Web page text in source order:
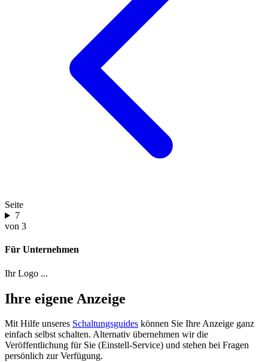
Seite
7
von 3
Für Unternehmen
Ihr Logo ...
Ihre eigene Anzeige
Mit Hilfe unseres Schaltungsguides können Sie Ihre Anzeige ganz
einfach selbst schalten. Alternativ übernehmen wir die
Veröffentlichung für Sie (Einstell-Service) und stehen bei Fragen
persönlich zur Verfügung.